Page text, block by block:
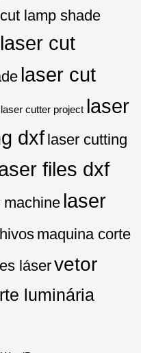
lamp shade
laser cut
laser cut
laser cutter project laser
dxf laser cutting
files dxf
machine laser
maquina corte
láservetor
luminária